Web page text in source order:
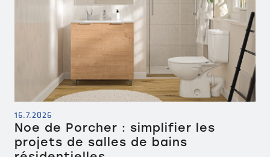
16.7.2026
Noe de Porcher : simplifier les
projets de salles de bains